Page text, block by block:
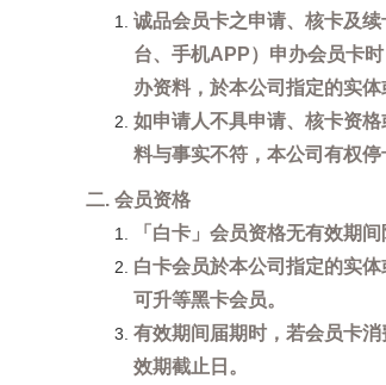
诚品会员卡之申请、核卡及
台、手机APP）申办会员卡
办资料，於本公司指定的实
如申请人不具申请、核卡资
料与事实不符，本公司有权停
二. 会员资格
「白卡」会员资格无有效期
白卡会员於本公司指定的实
可升等黑卡会员。
有效期间届期时，若会员卡
效期截止日。